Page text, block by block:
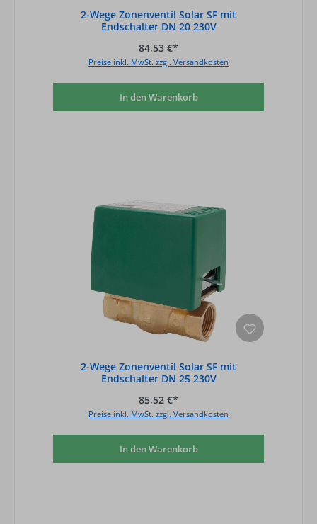
2-Wege Zonenventil Solar SF mit
Endschalter DN 20 230V
84,53 €*
Preise inkl. MwSt. zzgl. Versandkosten
In den Warenkorb
2-Wege Zonenventil Solar SF mit
Endschalter DN 25 230V
85,52 €*
Preise inkl. MwSt. zzgl. Versandkosten
In den Warenkorb